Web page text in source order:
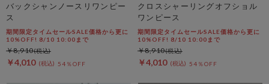
バックシャンノースリワンピー
ス
期間限定タイムセールSALE価格から更に
10%OFF! 8/10 10:00まで
￥4,010 54％OFF
￥8,910
クロスシャーリングオフショル
ワンピース
期間限定タイムセールSALE価格から更に
10%OFF! 8/10 10:00まで
￥4,010 54％OFF
￥8,910